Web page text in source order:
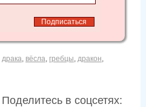
драка вёсла гребцы дракон
в соцсетях: